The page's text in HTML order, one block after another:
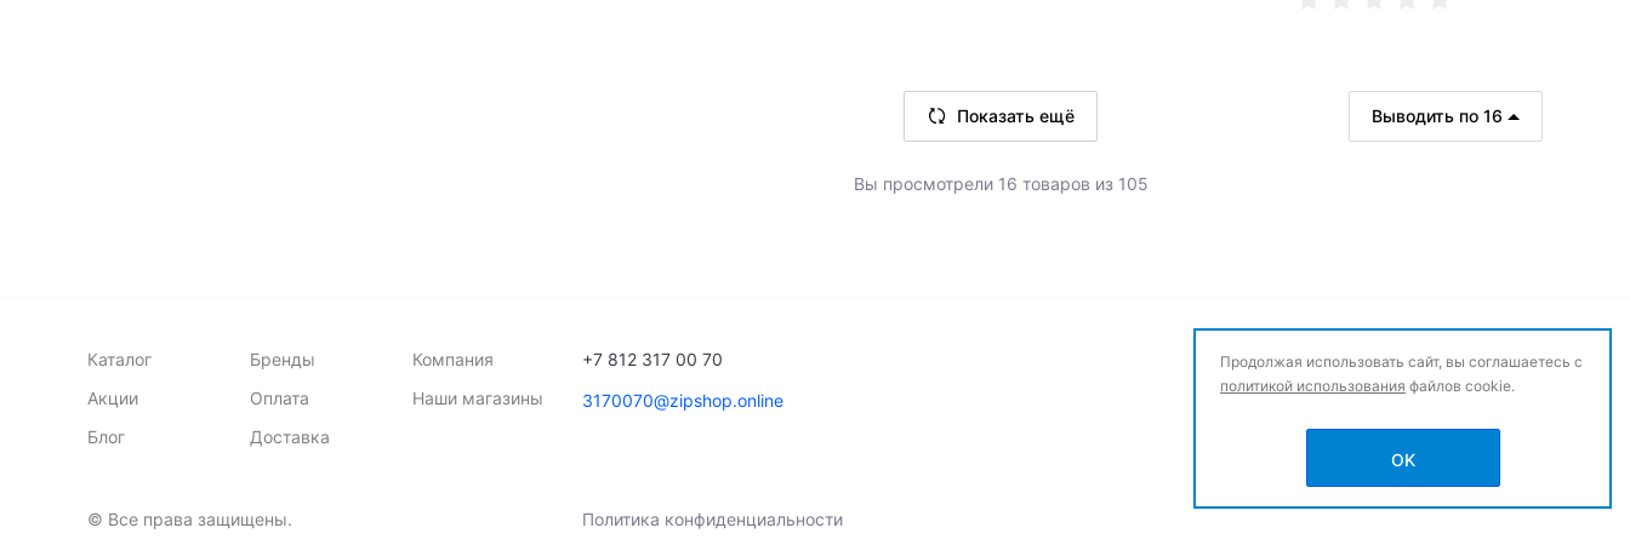
В корзину
Выводить по 16
Показать ещё
Вы просмотрели 16 товаров из 105
Каталог
Акции
Блог
Бренды
Оплата
Доставка
Компания
Наши магазины
+7 812 317 00 70
3170070@zipshop.online
© Все права защищены. Политика конфиденциальности
Продолжая использовать сайт, вы соглашаетесь с
политикой использования файлов cookie.
OK